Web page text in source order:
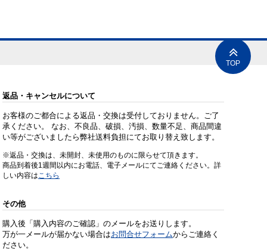
TOP
返品・キャンセルについて
お客様のご都合による返品・交換は受付しておりません。ご了
承ください。 なお、不良品、破損、汚損、数量不足、商品間違
い等がございましたら弊社送料負担にてお取り替え致します。
※返品・交換は、未開封、未使用のものに限らせて頂きます。
商品到着後1週間以内にお電話、電子メールにてご連絡ください。詳
しい内容はこちら
その他
購入後「購入内容のご確認」のメールをお送りします。
万が一メールが届かない場合はお問合せフォームからご連絡く
ださい。